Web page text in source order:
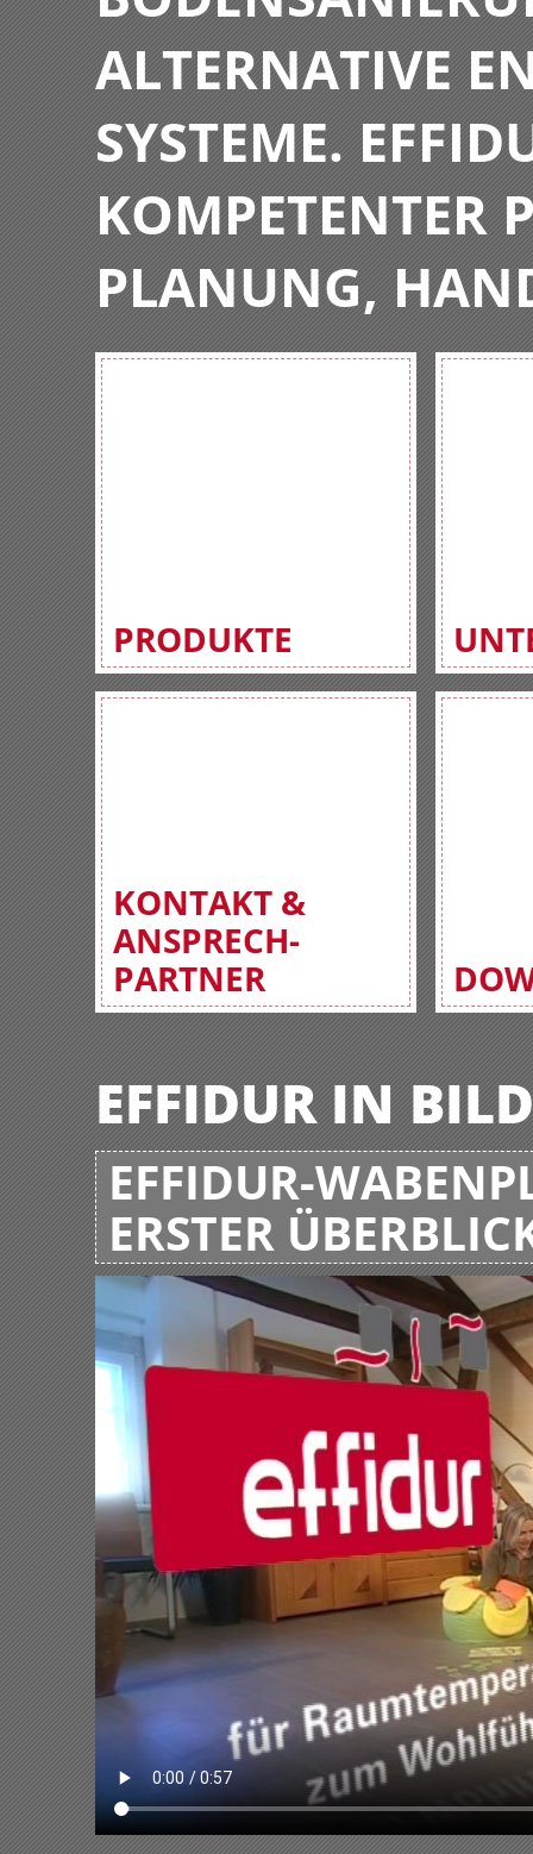
ALTERNATIVE
SYSTEME.
KOMPETENTER
PLANUNG,
PRODUKTE
KONTAKT &
ANSPRECH-
PARTNER
EFFIDUR IN
EFFIDUR-
ERSTER